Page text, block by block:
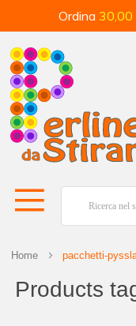
Ordina 30,00
Home pacchetti-
Products